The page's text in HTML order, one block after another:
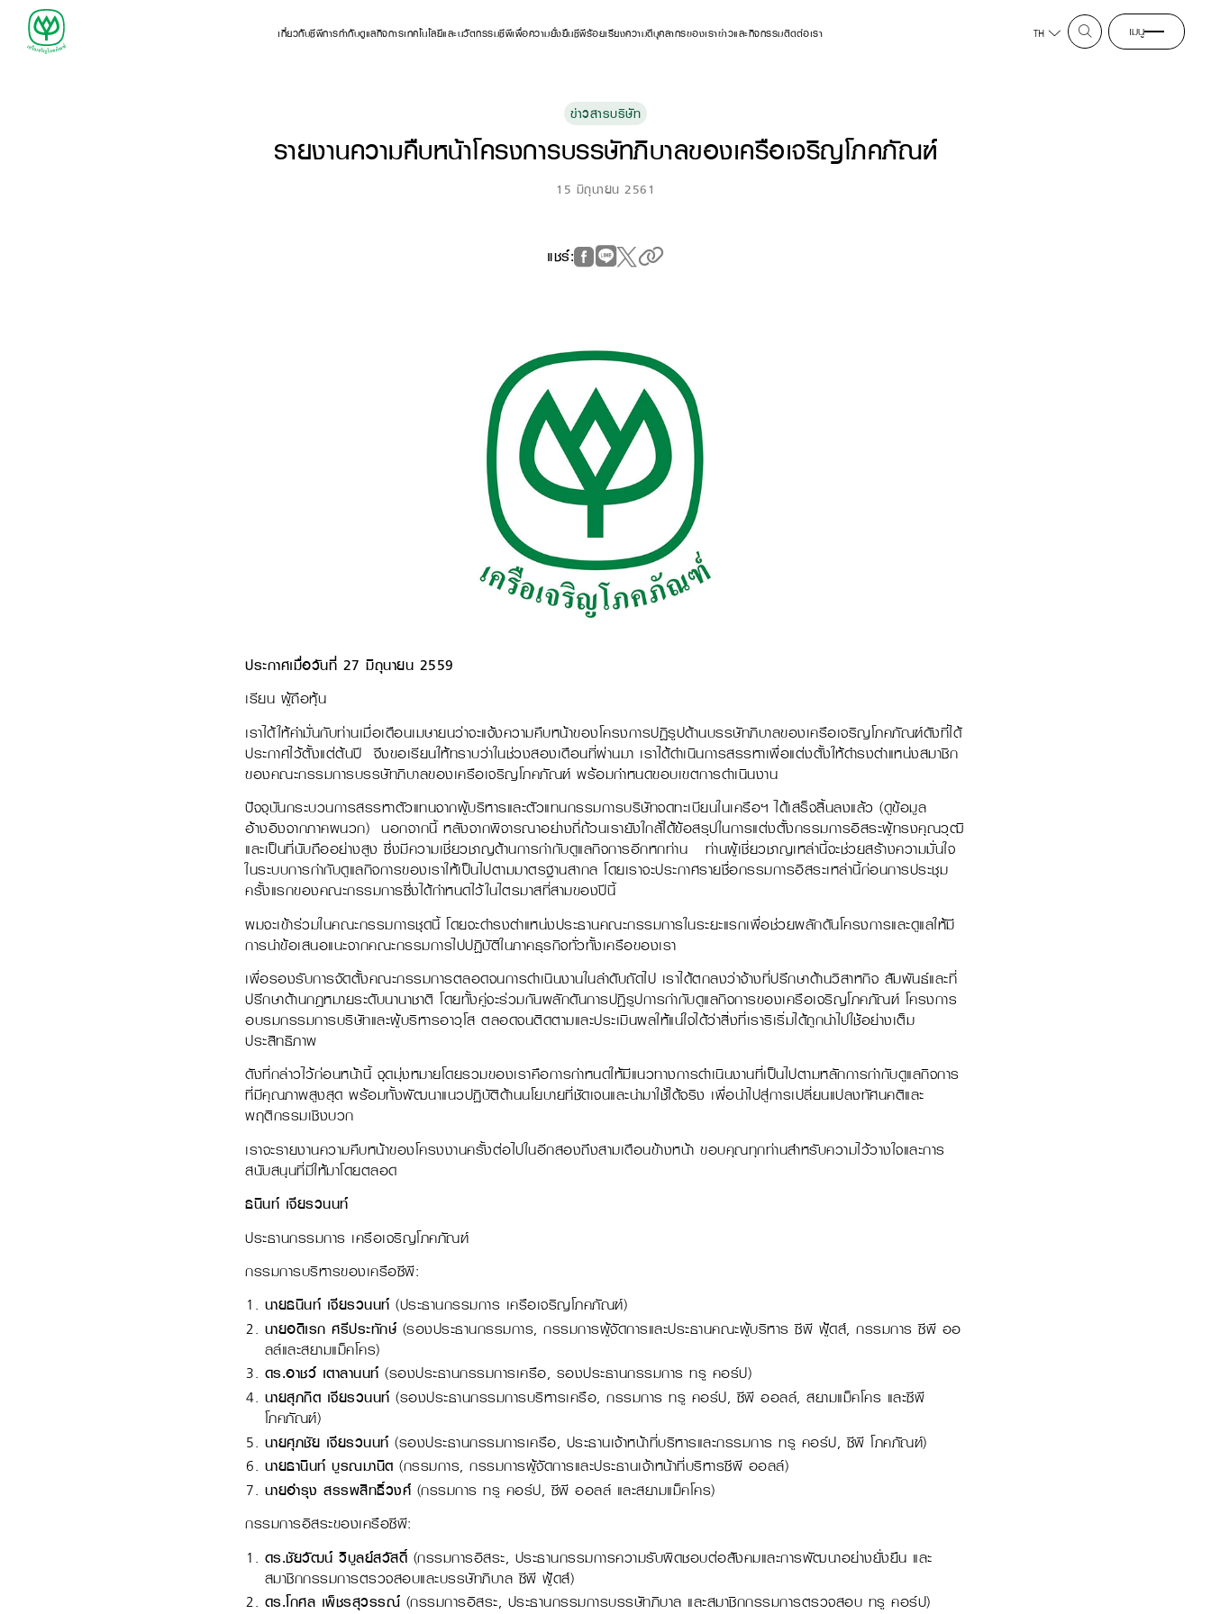
เกี่ยวกับซีพีการกำกับดูแลกิจการเทคโนโลยีและนวัตกรรมซีพีเพื่อความยั่งยืนซีพีร้อยเรียงความดีบุคลากรของเราข่าวและกิจกรรมติดต่อเรา TH เมนู
ข่าวสารบริษัท
รายงานความคืบหน้าโครงการบรรษัทภิบาลของเครือเจริญโภคภัณฑ์
15 มิถุนายน 2561
แชร์:
ประกาศเมื่อวันที่ 27 มิถุนายน 2559
เรียน ผู้ถือหุ้น
เราได้ให้คำมั่นกับท่านเมื่อเดือนเมษายนว่าจะแจ้งความคืบหน้าของโครงการปฏิรูปด้านบรรษัทภิบาลของเครือเจริญโภคภัณฑ์ดังที่ได้
ประกาศไว้ตั้งแต่ต้นปี จึงขอเรียนให้ทราบว่าในช่วงสองเดือนที่ผ่านมา เราได้ดำเนินการสรรหาเพื่อแต่งตั้งให้ดำรงตำแหน่งสมาชิก
ของคณะกรรมการบรรษัทภิบาลของเครือเจริญโภคภัณฑ์ พร้อมกำหนดขอบเขตการดำเนินงาน
ปัจจุบันกระบวนการสรรหาตัวแทนจากผู้บริหารและตัวแทนกรรมการบริษัทจดทะเบียนในเครือฯ ได้เสร็จสิ้นลงแล้ว (ดูข้อมูล
อ้างอิงจากภาคผนวก) นอกจากนี้ หลังจากพิจารณาอย่างถี่ถ้วนเรายังใกล้ได้ข้อสรุปในการแต่งตั้งกรรมการอิสระผู้ทรงคุณวุฒิ
และเป็นที่นับถืออย่างสูง ซึ่งมีความเชี่ยวชาญด้านการกำกับดูแลกิจการอีกหกท่าน ท่านผู้เชี่ยวชาญเหล่านี้จะช่วยสร้างความมั่นใจ
ในระบบการกำกับดูแลกิจการของเราให้เป็นไปตามมาตรฐานสากล โดยเราจะประกาศรายชื่อกรรมการอิสระเหล่านี้ก่อนการประชุม
ครั้งแรกของคณะกรรมการซึ่งได้กำหนดไว้ในไตรมาสที่สามของปีนี้
ผมจะเข้าร่วมในคณะกรรมการชุดนี้ โดยจะดำรงตำแหน่งประธานคณะกรรมการในระยะแรกเพื่อช่วยผลักดันโครงการและดูแลให้มี
การนำข้อเสนอแนะจากคณะกรรมการไปปฏิบัติในภาคธุรกิจทั่วทั้งเครือของเรา
เพื่อรองรับการจัดตั้งคณะกรรมการตลอดจนการดำเนินงานในลำดับถัดไป เราได้ตกลงว่าจ้างที่ปรึกษาด้านวิสาหกิจ สัมพันธ์และที่
ปรึกษาด้านกฎหมายระดับนานาชาติ โดยทั้งคู่จะร่วมกันผลักดันการปฏิรูปการกำกับดูแลกิจการของเครือเจริญโภคภัณฑ์ โครงการ
อบรมกรรมการบริษัทและผู้บริหารอาวุโส ตลอดจนติดตามและประเมินผลให้แน่ใจได้ว่าสิ่งที่เราริเริ่มได้ถูกนำไปใช้อย่างเต็ม
ประสิทธิภาพ
ดังที่กล่าวไว้ก่อนหน้านี้ จุดมุ่งหมายโดยรวมของเราคือการกำหนดให้มีแนวทางการดำเนินงานที่เป็นไปตามหลักการกำกับดูแลกิจการ
ที่มีคุณภาพสูงสุด พร้อมทั้งพัฒนาแนวปฏิบัติด้านนโยบายที่ชัดเจนและนำมาใช้ได้จริง เพื่อนำไปสู่การเปลี่ยนแปลงทัศนคติและ
พฤติกรรมเชิงบวก
เราจะรายงานความคืบหน้าของโครงงานครั้งต่อไปในอีกสองถึงสามเดือนข้างหน้า ขอบคุณทุกท่านสำหรับความไว้วางใจและการ
สนับสนุนที่มีให้มาโดยตลอด
ธนินท์ เจียรวนนท์
ประธานกรรมการ เครือเจริญโภคภัณฑ์
กรรมการบริหารของเครือซีพี:
นายธนินท์ เจียรวนนท์ (ประธานกรรมการ เครือเจริญโภคภัณฑ์)
นายอดิเรก ศรีประทักษ์ (รองประธานกรรมการ, กรรมการผู้จัดการและประธานคณะผู้บริหาร ซีพี ฟู้ดส์, กรรมการ ซีพี ออ
ลล์และสยามแม็คโคร)
ดร.อาชว์ เตาลานนท์ (รองประธานกรรมการเครือ, รองประธานกรรมการ ทรู คอร์ป)
นายสุภกิต เจียรวนนท์ (รองประธานกรรมการบริหารเครือ, กรรมการ ทรู คอร์ป, ซีพี ออลล์, สยามแม็คโคร และซีพี
โภคภัณฑ์)
นายศุภชัย เจียรวนนท์ (รองประธานกรรมการเครือ, ประธานเจ้าหน้าที่บริหารและกรรมการ ทรู คอร์ป, ซีพี โภคภัณฑ์)
นายธานินท์ บูรณมานิต (กรรมการ, กรรมการผู้จัดการและประธานเจ้าหน้าที่บริหารซีพี ออลล์)
นายอำรุง สรรพสิทธิ์วงศ์ (กรรมการ ทรู คอร์ป, ซีพี ออลล์ และสยามแม็คโคร)
กรรมการอิสระของเครือซีพี:
ดร.ชัยวัฒน์ วิบูลย์สวัสดิ์ (กรรมการอิสระ, ประธานกรรมการความรับผิดชอบต่อสังคมและการพัฒนาอย่างยั่งยืน และ
สมาชิกกรรมการตรวจสอบและบรรษัทภิบาล ซีพี ฟู้ดส์)
ดร.โกศล เพ็ชรสุวรรณ์ (กรรมการอิสระ, ประธานกรรมการบรรษัทภิบาล และสมาชิกกรรมการตรวจสอบ ทรู คอร์ป)